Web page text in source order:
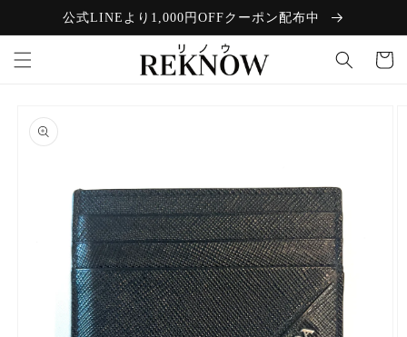
コンテン公式LINEより1,000円OFFクーポン配布中
カ
ー
にスキッ
プ